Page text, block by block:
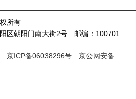
所有
区朝阳门南大街2号 邮编：100701
京ICP备06038296号
京公网安备